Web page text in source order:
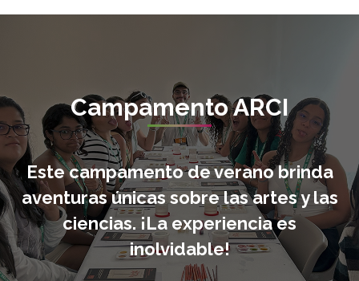
Campamento ARCI
Este campamento de verano brinda
aventuras únicas sobre las artes y las
ciencias. ¡La experiencia es
inolvidable!